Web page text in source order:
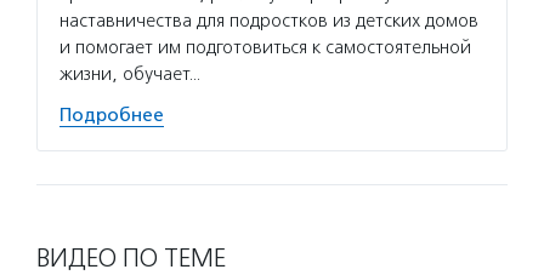
наставничества для подростков из детских домов
и помогает им подготовиться к самостоятельной
жизни, обучает…
Подробнее
ВИДЕО ПО ТЕМЕ